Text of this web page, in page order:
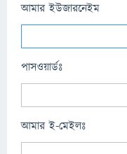
আমার ইউজারনেইম
পাসওয়ার্ডঃ
আমার ই-মেইলঃ